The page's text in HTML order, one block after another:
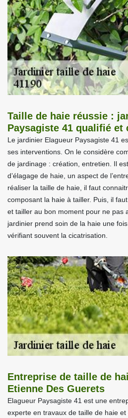
Taille de haie réussie :
Paysagiste 41 qualifié et
Le jardinier Elagueur Paysagiste 41
ses interventions. On le considère
de jardinage : création, entretien. Il
d’élagage de haie, un aspect de
réaliser la taille de haie, il faut
composant la haie à tailler. Puis, il
et tailler au bon moment pour ne pas
jardinier prend soin de la haie une
vérifiant souvent la cicatrisation.
Entreprise de taille de
Etienne Des Guerets
Elagueur Paysagiste 41 est une
experte en travaux de taille de haie et